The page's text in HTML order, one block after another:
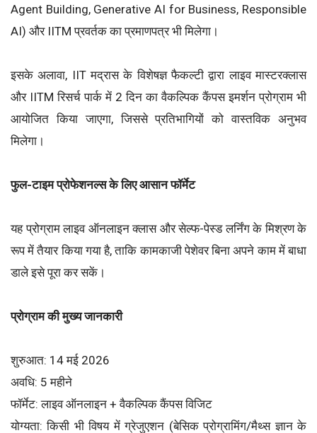
Agent Building, Generative AI for Business, Responsible
AI) और IITM प्रवर्तक का प्रमाणपत्र भी मिलेगा।
इसके अलावा, IIT मद्रास के विशेषज्ञ फैकल्टी द्वारा लाइव मास्टरक्लास
और IITM रिसर्च पार्क में 2 दिन का वैकल्पिक कैंपस इमर्शन प्रोग्राम भी
आयोजित किया जाएगा, जिससे प्रतिभागियों को वास्तविक अनुभव
मिलेगा।
फुल-टाइम प्रोफेशनल्स के लिए आसान फॉर्मेट
यह प्रोग्राम लाइव ऑनलाइन क्लास और सेल्फ-पेस्ड लर्निंग के मिश्रण के
रूप में तैयार किया गया है, ताकि कामकाजी पेशेवर बिना अपने काम में बाधा
डाले इसे पूरा कर सकें।
प्रोग्राम की मुख्य जानकारी
शुरुआत: 14 मई 2026
अवधि: 5 महीने
फॉर्मेट: लाइव ऑनलाइन + वैकल्पिक कैंपस विजिट
योग्यता: किसी भी विषय में ग्रेजुएशन (बेसिक प्रोग्रामिंग/मैथ्स ज्ञान के